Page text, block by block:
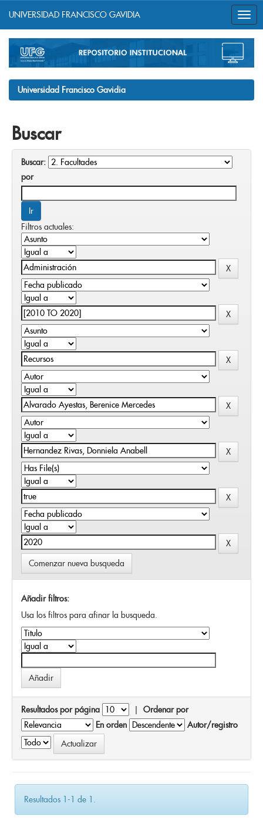
navigation
UNIVERSIDAD FRANCISCO GAVIDIA
Universidad Francisco Gavidia
Buscar
Buscar:
por
Filtros actuales:
Comenzar nueva busqueda
Añadir filtros:
Usa los filtros para afinar la busqueda.
Resultados por página | Ordenar por
En orden
Autor/registro
Resultados 1-1 de 1.